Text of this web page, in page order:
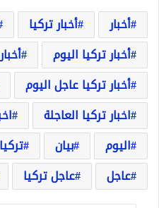
أخبار أخبار تركيا
أخبار تركيا اليوم
أخبار تركيا عاجل اليوم
اخبار تركيا العاجلة
اليوم
بيان تركيا
عاجل
عاجل تركيا